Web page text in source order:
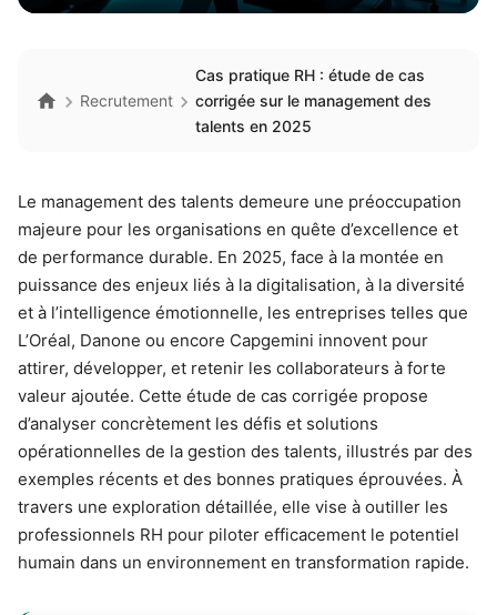
Recrutement
Cas pratique RH : étude de cas
corrigée sur le management des
talents en 2025
Le management des talents demeure une préoccupation
majeure pour les organisations en quête d’excellence et
de performance durable. En 2025, face à la montée en
puissance des enjeux liés à la digitalisation, à la diversité
et à l’intelligence émotionnelle, les entreprises telles que
L’Oréal, Danone ou encore Capgemini innovent pour
attirer, développer, et retenir les collaborateurs à forte
valeur ajoutée. Cette étude de cas corrigée propose
d’analyser concrètement les défis et solutions
opérationnelles de la gestion des talents, illustrés par des
exemples récents et des bonnes pratiques éprouvées. À
travers une exploration détaillée, elle vise à outiller les
professionnels RH pour piloter efficacement le potentiel
humain dans un environnement en transformation rapide.